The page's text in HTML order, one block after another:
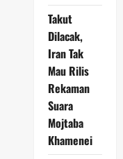
Takut
Dilacak,
Iran Tak
Mau Rilis
Rekaman
Suara
Mojtaba
Khamenei